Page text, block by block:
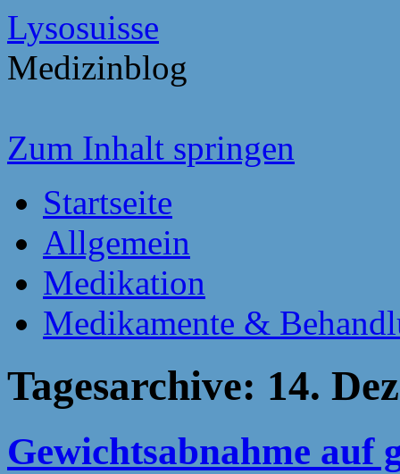
Lysosuisse
Medizinblog
Zum Inhalt springen
Startseite
Allgemein
Medikation
Medikamente &
Tagesarchive: 14.
Gewichtsabnahme auf